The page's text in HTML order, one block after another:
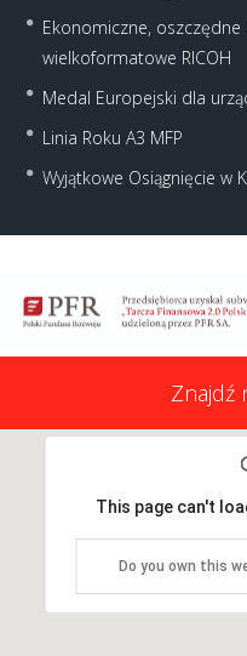
Ekonomiczne,
wielkoformatowe RICOH
Medal Europejski dla
Linia Roku A3 MFP
Wyjątkowe Osiągnięcie w
Znajdź
This page can't
Do you own this